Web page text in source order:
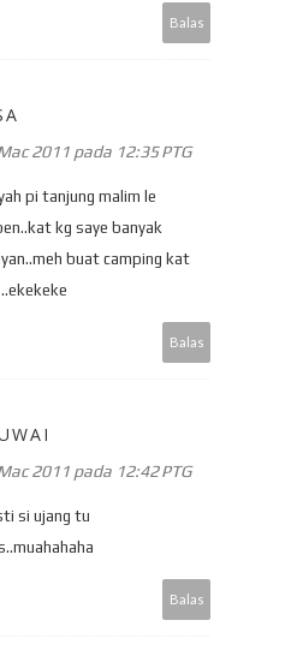
Balas
2011 pada 12:35 PTG
pi tanjung malim le
kg saye banyak
buat camping kat
Balas
2011 pada 12:42 PTG
si ujang tu
Balas